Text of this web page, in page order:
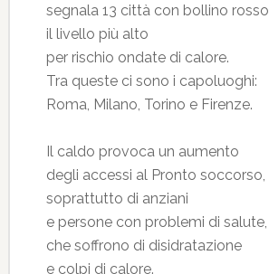
segnala 13 città con bollino rosso,
il livello più alto
per rischio ondate di calore.
Tra queste ci sono i capoluoghi:
Roma, Milano, Torino e Firenze.
Il caldo provoca un aumento
degli accessi al Pronto soccorso,
soprattutto di anziani
e persone con problemi di salute,
che soffrono di disidratazione
e colpi di calore.